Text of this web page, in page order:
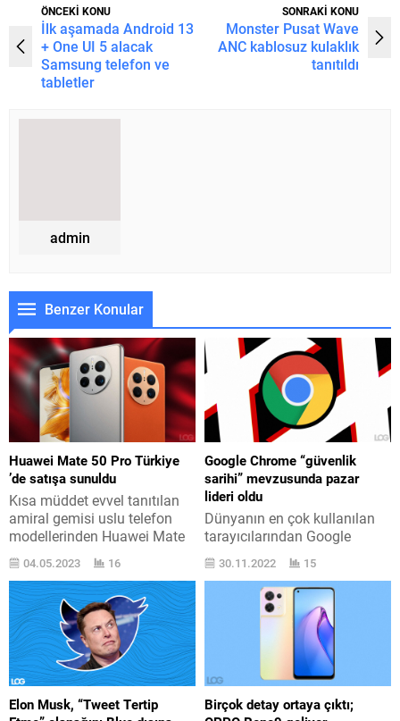
ÖNCEKİ KONU
İlk aşamada Android 13
+ One UI 5 alacak
Samsung telefon ve
tabletler
SONRAKİ KONU
Monster Pusat Wave
ANC kablosuz kulaklık
tanıtıldı
admin
Benzer Konular
Huawei Mate 50 Pro Türkiye
’de satışa sunuldu
Kısa müddet evvel tanıtılan
amiral gemisi uslu telefon
modellerinden Huawei Mate
50 Pro için Türkiye satışı
başladı. Huawei ’nin yeni
amiral gemisi telefon ailesi,
spesifik olarak Mate 50, Mate
50 Pro, Mate 50 RS ve Mate
50 E modellerinden oluşuyor.
İşte bu modellerden Huawei
Mate 50 Pro, an itibarıyla
Huawei ’nin...
04.05.2023 16
Google Chrome “güvenlik
sarihi” mevzusunda pazar
lideri oldu
Dünyanın en çok kullanılan
tarayıcılarından Google
imzalı Chrome için bugün
negatif bir rekorun haberi
verildi. Alandaki liderliği
kimseye bırakmayan Google
Chrome için geçtiğimiz ay
“105.0.5195.102” versiyonu
sevk edildi. Bu aktüellemenin
hemen yapılması gerekiyordu
zira “CVE-2022-307” olarak
adlandırılan ehemmiyetli bir
30.11.2022 15
Elon Musk, “Tweet Tertip
Birçok detay ortaya çıktı;